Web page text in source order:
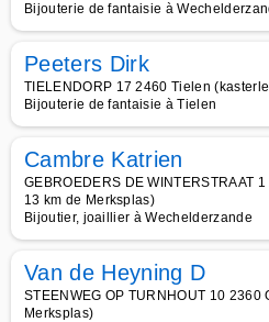
Bijouterie de fantaisie à
Peeters Dirk
TIELENDORP 17 2460 Tielen
Bijouterie de fantaisie à Tielen
Cambre Katrien
GEBROEDERS DE WINTERSTRAAT
13 km de Merksplas)
Bijoutier, joaillier à Wechelderzande
Van de Heyning D
STEENWEG OP TURNHOUT 10 2360
Merksplas)